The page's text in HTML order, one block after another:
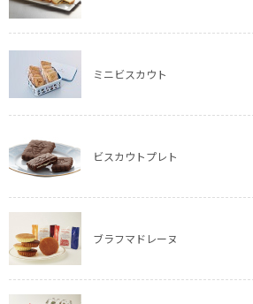
ミニビスカウト
ビスカウトプレト
ブラフマドレーヌ